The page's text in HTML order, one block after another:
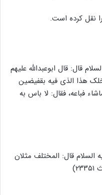
نقل کرده است.
قال: قال ابوعبدالله علیهم
هذا الذی فیه بقفیضین
فباعه، فقال: لا باس به
السلام قال: المختلف مثلان